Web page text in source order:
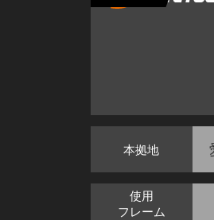
本拠地
使用
フレーム